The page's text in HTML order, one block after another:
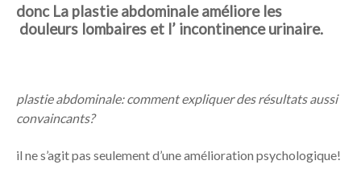
donc La plastie abdominale améliore les
douleurs lombaires et l’ incontinence urinaire.
plastie abdominale: comment expliquer des résultats aussi
convaincants?
il ne s’agit pas seulement d’une amélioration psychologique!